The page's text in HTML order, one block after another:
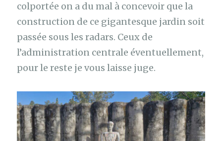
colportée on a du mal à concevoir que la
construction de ce gigantesque jardin soit
passée sous les radars. Ceux de
l’administration centrale éventuellement,
pour le reste je vous laisse juge.